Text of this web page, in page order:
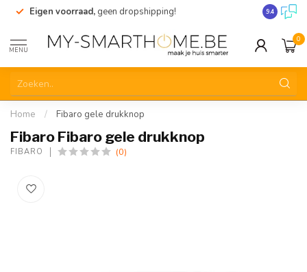
Eigen voorraad, geen dropshipping! 9.4
MENU
0
Home / Fibaro gele drukknop
Fibaro Fibaro gele drukknop
FIBARO (0)